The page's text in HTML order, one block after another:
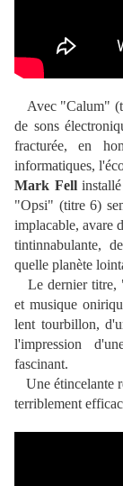
Avec "Calum"
de sons
fracturée, en
informatiques,
Mark Fellinstallé
"Opsi" (titre 6)
implacable, avare
tintinnabulante,
quelle planète
Le dernier titre,
et musique
lent tourbillon,
l'impression
fascinant.
Une étincelante
terriblement